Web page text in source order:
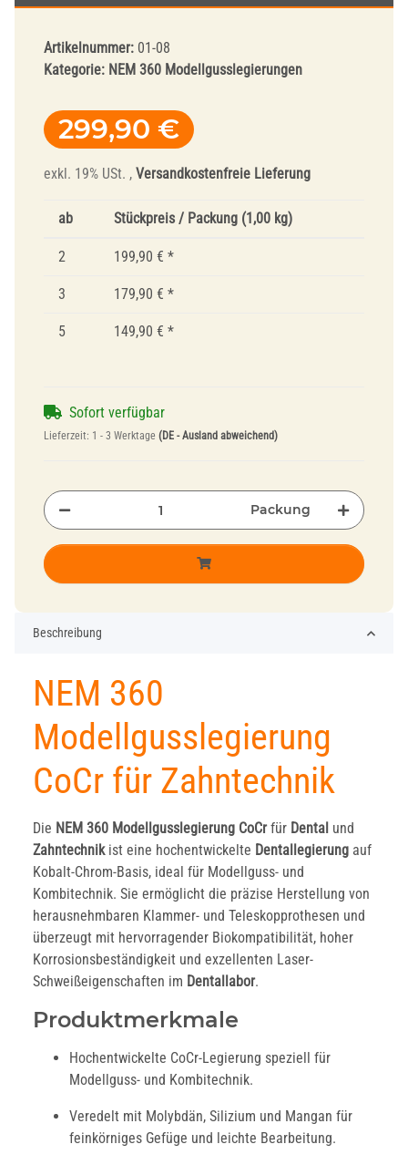
Artikelnummer: 01-08
Kategorie: NEM 360 Modellgusslegierungen
299,90 €
exkl. 19% USt. , Versandkostenfreie Lieferung
ab Stückpreis / Packung (1,00 kg)
2 199,90 € *
3 179,90 € *
5 149,90 € *
Sofort verfügbar
Lieferzeit: 1 - 3 Werktage (DE - Ausland abweichend)
Packung
Beschreibung
NEM 360
Modellgusslegierung
CoCr für Zahntechnik
Die NEM 360 Modellgusslegierung CoCrfür Dental und
Zahntechnikist eine hochentwickelte Dentallegierung auf
Kobalt-Chrom-Basis, ideal für Modellguss- und
Kombitechnik. Sie ermöglicht die präzise Herstellung von
herausnehmbaren Klammer- und Teleskopprothesen und
überzeugt mit hervorragender Biokompatibilität, hoher
Korrosionsbeständigkeit und exzellenten Laser-
Schweißeigenschaften im Dentallabor.
Produktmerkmale
Hochentwickelte CoCr-Legierung speziell für
Modellguss- und Kombitechnik.
Veredelt mit Molybdän, Silizium und Mangan für
feinkörniges Gefüge und leichte Bearbeitung.